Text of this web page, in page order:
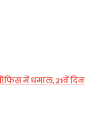
में धमाल, 21वें दिन